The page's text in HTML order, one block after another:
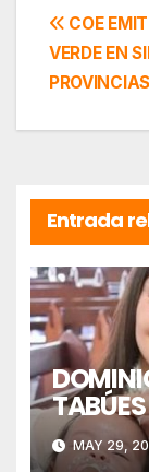
de
COE
VERDE EN
PROVINCIAS
Entrada
MAY 29,